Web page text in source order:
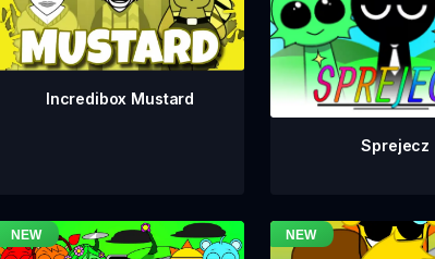
Incredibox Mustard
Sprejecz